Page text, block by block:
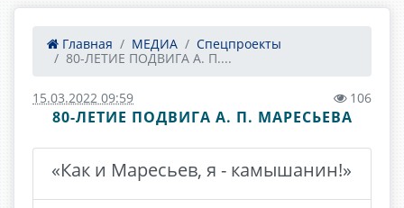
Главная МЕДИА
Спецпроекты
80-ЛЕТИЕ ПОДВИГА А. П....
15.03.2022 09:59 106
80-ЛЕТИЕ ПОДВИГА А. П. МАРЕСЬЕВА
«Как и Маресьев, я - камышанин!»